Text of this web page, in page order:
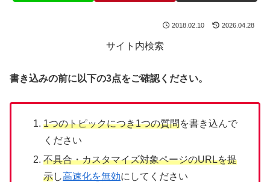
2018.02.10 2026.04.28
サイト内検索
書き込みの前に以下の3点をご確認ください。
1つのトピックにつき1つの質問を書き込んで
ください
不具合・カスタマイズ対象ページのURLを提
示し高速化を無効にしてください